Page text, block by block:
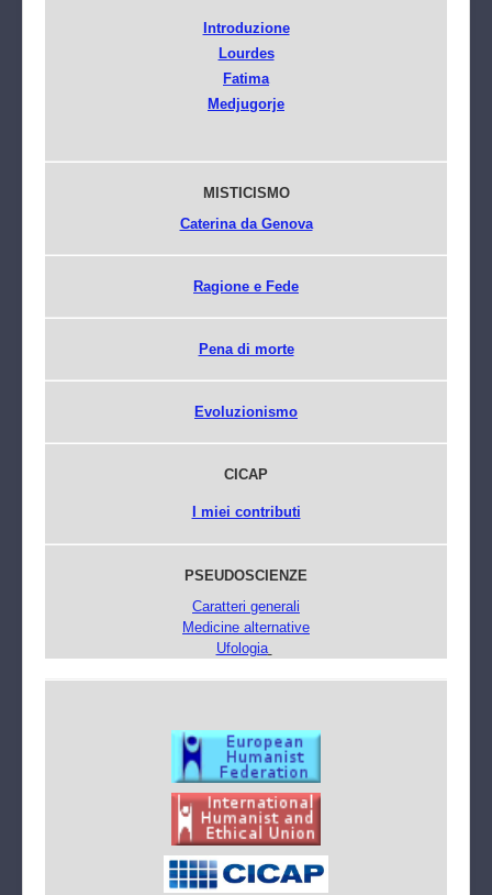
Introduzione
Lourdes
Fatima
Medjugorje
MISTICISMO
Caterina da Genova
Ragione e Fede
Pena di morte
Evoluzionismo
CICAP
I miei contributi
PSEUDOSCIENZE
Caratteri generali
Medicine alternative
Ufologia